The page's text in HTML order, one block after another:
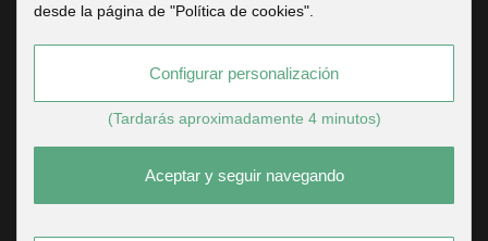
desde la página de "Política de cookies".
Configurar personalización
(Tardarás aproximadamente 4 minutos)
Aceptar y seguir navegando